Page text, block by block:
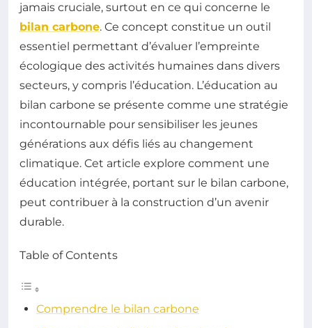
jamais cruciale, surtout en ce qui concerne le
bilan carbone. Ce concept constitue un outil
essentiel permettant d’évaluer l’empreinte
écologique des activités humaines dans divers
secteurs, y compris l’éducation. L’éducation au
bilan carbone se présente comme une stratégie
incontournable pour sensibiliser les jeunes
générations aux défis liés au changement
climatique. Cet article explore comment une
éducation intégrée, portant sur le bilan carbone,
peut contribuer à la construction d’un avenir
durable.
Table of Contents
Comprendre le bilan carbone